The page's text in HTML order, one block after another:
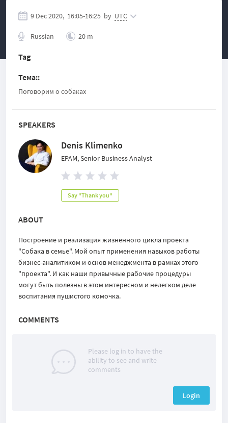
SPEAKERS
Denis Klimenko
EPAM, Senior Business Analyst
Say "Thank you"
ABOUT
Построение и реализация жизненного цикла проекта
"Собака в семье". Мой опыт применения навыков работы
бизнес-аналитиком и основ менеджмента в рамках этого
"проекта". И как наши привычные рабочие процедуры
могут быть полезны в этом интересном и нелегком деле
воспитания пушистого комочка.
COMMENTS
Please log in to have the
ability to see and write
comments
Login
9 Dec 2020, 16:05-16:25 by UTC
Russian 20 m
Tag
Тема::
Поговорим о собаках